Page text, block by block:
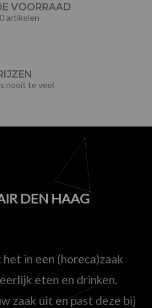
VOORRAAD
artikelen
nooit te veel
DEN HAAG
in een (horeca)zaak
eten en drinken.
zaak uit en past deze bij